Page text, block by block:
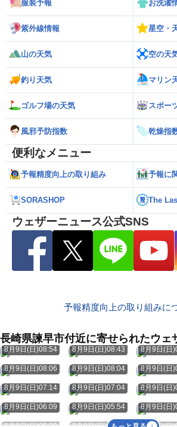
服装予報 お洗濯
紫外線情報 星空・
山の天気 空の天
釣り天気 マリン
ゴルフ場の天気 スポー
風邪予防指数 乾燥指
便利なメニュー
予報精度向上の取り組み 予報に
SORASHOP The
ウェザーニュース公式SNS
予報精度向上の取り組みに
長崎県諫早市付近に寄せられたウェ
8月9日(日)08:54 8月9日(日)08:43 8月9日(日
8月9日(日)08:06 8月9日(日)08:04 8月9日(日
8月9日(日)07:14 8月9日(日)07:04 8月9日(日
8月9日(日)06:09 8月9日(日)05:54 8月9日(日